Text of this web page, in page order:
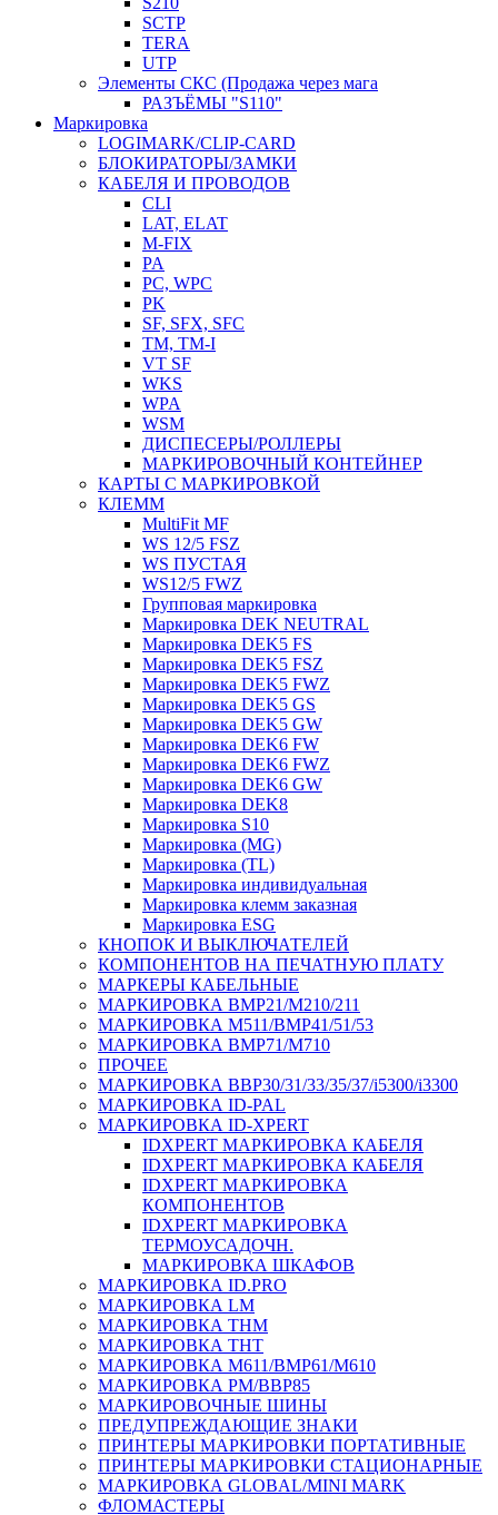
SCTP
TERA
UTP
Элементы СКС (Продажа через мага
РАЗЪЁМЫ "S110"
Маркировка
LOGIMARK/CLIP-CARD
БЛОКИРАТОРЫ/ЗАМКИ
КАБЕЛЯ И ПРОВОДОВ
CLI
LAT, ELAT
M-FIX
PA
PC, WРС
PK
SF, SFX, SFC
TM, TM-I
VT SF
WKS
WPA
WSM
ДИСПЕСЕРЫ/РОЛЛЕРЫ
МАРКИРОВОЧНЫЙ КОНТЕЙНЕР
КАРТЫ С МАРКИРОВКОЙ
КЛЕММ
MultiFit MF
WS 12/5 FSZ
WS ПУСТАЯ
WS12/5 FWZ
Групповая маркировка
Маркировка DEK NEUTRAL
Маркировка DEK5 FS
Маркировка DEK5 FSZ
Маркировка DEK5 FWZ
Маркировка DEK5 GS
Маркировка DEK5 GW
Маркировка DEK6 FW
Маркировка DEK6 FWZ
Маркировка DEK6 GW
Маркировка DEK8
Маркировка S10
Маркировка (MG)
Маркировка (TL)
Маркировка индивидуальная
Маркировка клемм заказная
Маркировка ESG
КНОПОК И ВЫКЛЮЧАТЕЛЕЙ
КОМПОНЕНТОВ НА ПЕЧАТНУЮ ПЛАТУ
МАРКЕРЫ КАБЕЛЬНЫЕ
МАРКИРОВКА BMP21/M210/211
МАРКИРОВКА M511/BMP41/51/53
МАРКИРОВКА BMP71/M710
ПРОЧЕЕ
МАРКИРОВКА BBP30/31/33/35/37/i5300/i3300
МАРКИРОВКА ID-PAL
МАРКИРОВКА ID-XPERT
IDXPERT МАРКИРОВКА КАБЕЛЯ
IDXPERT МАРКИРОВКА КАБЕЛЯ
IDXPERT МАРКИРОВКА
КОМПОНЕНТОВ
IDXPERT МАРКИРОВКА
ТЕРМОУСАДОЧН.
МАРКИРОВКА ШКАФОВ
МАРКИРОВКА ID.PRO
МАРКИРОВКА LM
МАРКИРОВКА THM
МАРКИРОВКА THT
МАРКИРОВКА M611/BMP61/M610
МАРКИРОВКА PM/BBP85
МАРКИРОВОЧНЫЕ ШИНЫ
ПРЕДУПРЕЖДАЮЩИЕ ЗНАКИ
ПРИНТЕРЫ МАРКИРОВКИ ПОРТАТИВНЫЕ
ПРИНТЕРЫ МАРКИРОВКИ СТАЦИОНАРНЫЕ
МАРКИРОВКА GLOBAL/MINI MARK
ФЛОМАСТЕРЫ